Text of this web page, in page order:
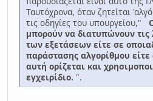
Ταυτόχρονα, όταν ζητείται
τις οδηγίες του υπουργείου,"
μπορούν να διατυπώνουν
των εξετάσεων είτε σε
παράστασης αλγορίθμου
αυτή ορίζεται και
εγχειρίδιο. ".